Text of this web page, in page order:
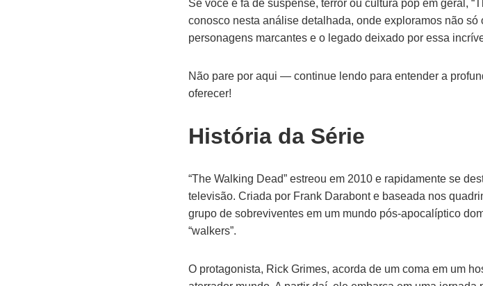
Se você é fã de suspense, terror ou cultura pop em geral,
conosco nesta análise detalhada, onde exploramos não
personagens marcantes e o legado deixado por essa
Não pare por aqui — continue lendo para entender a
oferecer!
História da Série
“The Walking Dead” estreou em 2010 e rapidamente se
televisão. Criada por Frank Darabont e baseada nos
grupo de sobreviventes em um mundo pós-apocalíptico
“walkers”.
O protagonista, Rick Grimes, acorda de um coma em um